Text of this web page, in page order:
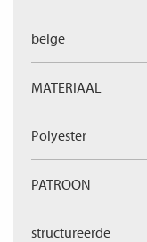
beige
MATERIAAL
Polyester
PATROON
structureerde